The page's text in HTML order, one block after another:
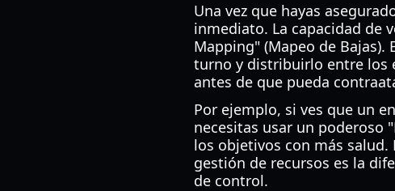
Una vez que hayas
inmediato. La capacidad de
Mapping" (Mapeo de
turno y distribuirlo entre los
antes de que pueda
Por ejemplo, si ves que un
necesitas usar un poderoso
los objetivos con más salud.
gestión de recursos es la
de control.